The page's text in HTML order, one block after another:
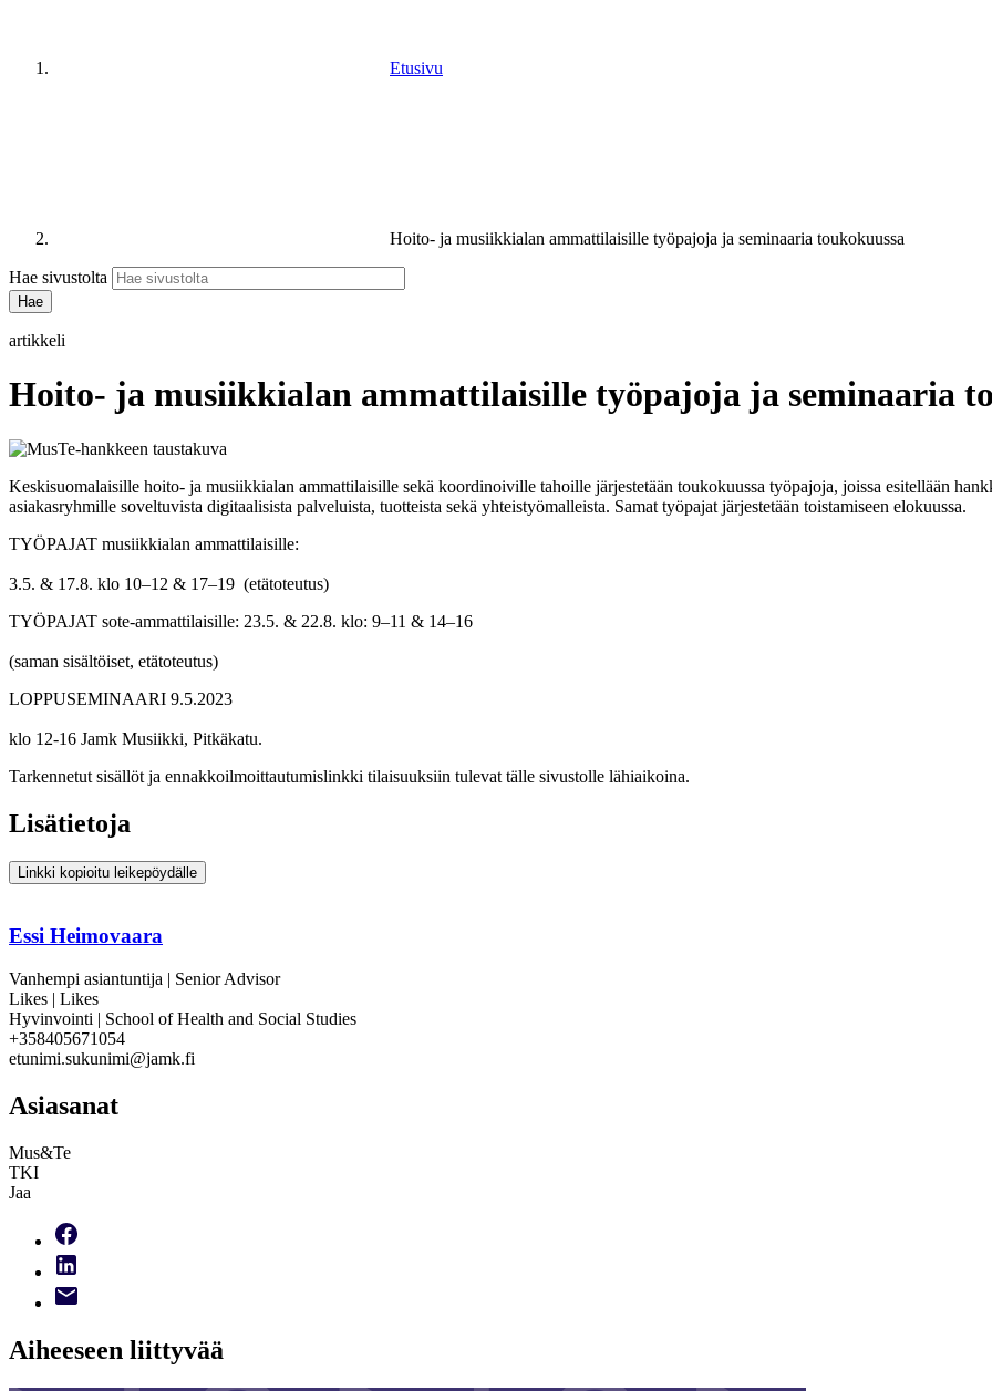
Etusivu
Hoito- ja musiikkialan ammattilaisille työpajoja ja seminaaria toukokuussa
Hae sivustolta
artikkeli
Hoito- ja musiikkialan ammattilaisille työpajoja ja seminaaria
Keskisuomalaisille hoito- ja musiikkialan ammattilaisille sekä koordinoiville tahoille järjestetään toukokuussa työpajoja, joissa esitellään
asiakasryhmille soveltuvista digitaalisista palveluista, tuotteista sekä yhteistyömalleista. Samat työpajat järjestetään toistamiseen elokuussa.
TYÖPAJAT musiikkialan ammattilaisille:
3.5. & 17.8. klo 10–12 & 17–19 (etätoteutus)
TYÖPAJAT sote-ammattilaisille: 23.5. & 22.8. klo: 9–11 & 14–16
(saman sisältöiset, etätoteutus)
LOPPUSEMINAARI 9.5.2023
klo 12-16 Jamk Musiikki, Pitkäkatu.
Tarkennetut sisällöt ja ennakkoilmoittautumislinkki tilaisuuksiin tulevat tälle sivustolle lähiaikoina.
Lisätietoja
Linkki kopioitu leikepöydälle
Essi Heimovaara
Vanhempi asiantuntija | Senior Advisor
Likes | Likes
Hyvinvointi | School of Health and Social Studies
+358405671054
etunimi.sukunimi@jamk.fi
Asiasanat
Mus&Te
TKI
Jaa
Aiheeseen liittyvää